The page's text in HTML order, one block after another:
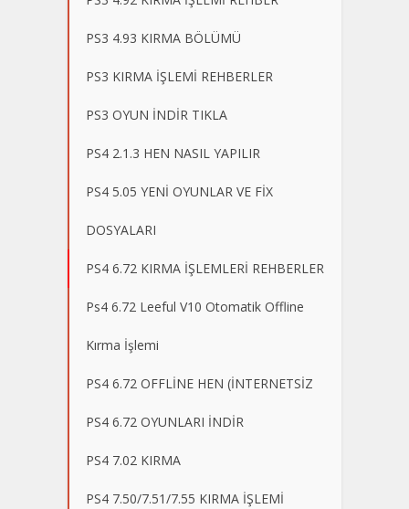
PS3 4.93 KIRMA BÖLÜMÜ
PS3 KIRMA İŞLEMİ REHBERLER
PS3 OYUN İNDİR TIKLA
PS4 2.1.3 HEN NASIL YAPILIR
PS4 5.05 YENİ OYUNLAR VE FİX
DOSYALARI
PS4 6.72 KIRMA İŞLEMLERİ REHBERLER
Ps4 6.72 Leeful V10 Otomatik Offline
Kırma İşlemi
PS4 6.72 OFFLİNE HEN (İNTERNETSİZ
PS4 6.72 OYUNLARI İNDİR
PS4 7.02 KIRMA
PS4 7.50/7.51/7.55 KIRMA İŞLEMİ